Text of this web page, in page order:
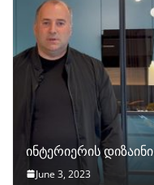
ინტერიერის დიზაინი
June 3, 2023